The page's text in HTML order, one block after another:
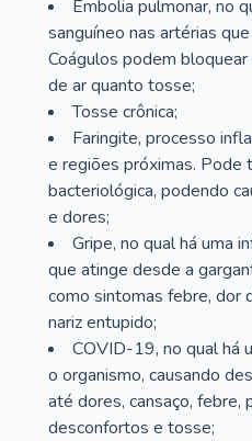
Embolia pulmonar, no
sanguíneo nas artérias
Coágulos podem
de ar quanto tosse;
Tosse crônica;
Faringite, processo
e regiões próximas. Pode
bacteriológica, podendo
e dores;
Gripe, no qual há uma
que atinge desde a
como sintomas febre, dor
nariz entupido;
COVID-19, no qual há
o organismo, causando
até dores, cansaço, febre,
desconfortos e tosse;